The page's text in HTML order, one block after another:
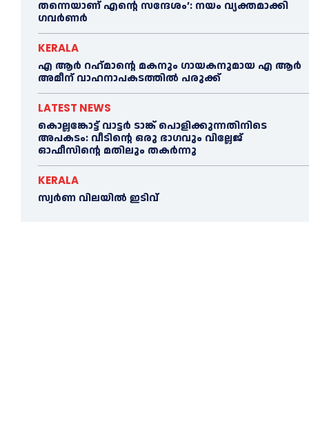
തന്നെയാണ് എന്റെ സന്ദേശം’: നയം വ്യക്തമാക്കി
ഗവര്‍ണര്‍
KERALA
എ ആര്‍ റഹ്‌മാന്റെ മകനും ഗായകനുമായ എ ആര്‍
അമീന് വാഹനാപകടത്തില്‍ പരുക്ക്
LATEST NEWS
കൊല്ലങ്കോട്ട് വാട്ടര്‍ ടാങ്ക് പൊളിക്കുന്നതിനിടെ
അപകടം: വീടിന്റെ ഒരു ഭാഗവും വില്ലേജ്
ഓഫീസിന്റെ മതിലും തകര്‍ന്നു
KERALA
സ്വ‍‍ർണ വിലയില്‍ ഇടിവ്